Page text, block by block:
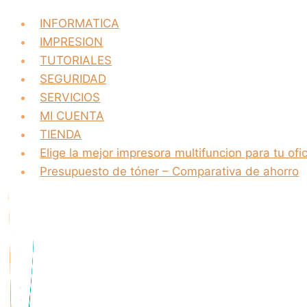
INFORMATICA
IMPRESION
TUTORIALES
SEGURIDAD
SERVICIOS
MI CUENTA
TIENDA
Elige la mejor impresora multifuncion para tu
Presupuesto de tóner – Comparativa de ahorro